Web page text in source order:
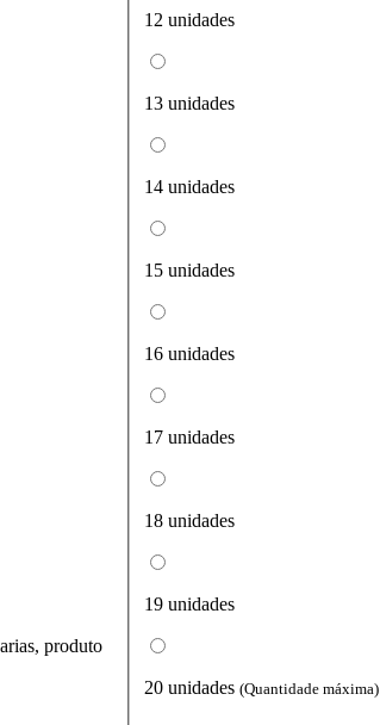
produto
12 unidades
13 unidades
14 unidades
15 unidades
16 unidades
17 unidades
18 unidades
19 unidades
20 unidades (Quantidade máxima)